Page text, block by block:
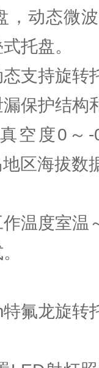
动态微
托盘。
支持旋转
保护结构
空度0～-
区海拔数
温度室温
氟龙旋转